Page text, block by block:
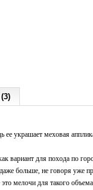
украшает меховая
вариант для похода по
больше, не говоря уже
мелочи для такого